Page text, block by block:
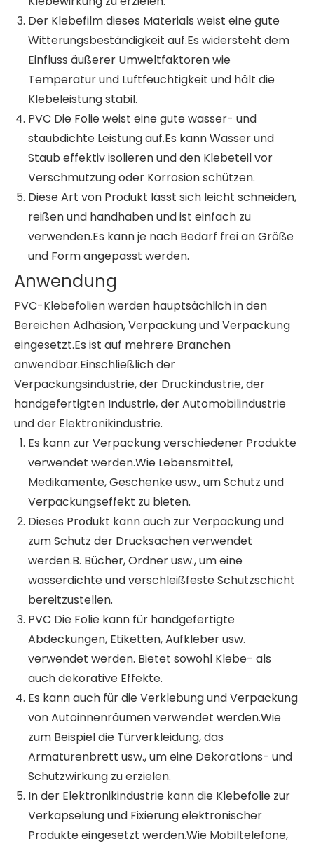
Der Klebefilm dieses Materials weist eine gute
Witterungsbeständigkeit auf.Es widersteht dem
Einfluss äußerer Umweltfaktoren wie
Temperatur und Luftfeuchtigkeit und hält die
Klebeleistung stabil.
PVC Die Folie weist eine gute wasser- und
staubdichte Leistung auf.Es kann Wasser und
Staub effektiv isolieren und den Klebeteil vor
Verschmutzung oder Korrosion schützen.
Diese Art von Produkt lässt sich leicht schneiden,
reißen und handhaben und ist einfach zu
verwenden.Es kann je nach Bedarf frei an Größe
und Form angepasst werden.
Anwendung
PVC-Klebefolien werden hauptsächlich in den
Bereichen Adhäsion, Verpackung und Verpackung
eingesetzt.Es ist auf mehrere Branchen
anwendbar.Einschließlich der
Verpackungsindustrie, der Druckindustrie, der
handgefertigten Industrie, der Automobilindustrie
und der Elektronikindustrie.
Es kann zur Verpackung verschiedener Produkte
verwendet werden.Wie Lebensmittel,
Medikamente, Geschenke usw., um Schutz und
Verpackungseffekt zu bieten.
Dieses Produkt kann auch zur Verpackung und
zum Schutz der Drucksachen verwendet
werden.B. Bücher, Ordner usw., um eine
wasserdichte und verschleißfeste Schutzschicht
bereitzustellen.
PVC Die Folie kann für handgefertigte
Abdeckungen, Etiketten, Aufkleber usw.
verwendet werden. Bietet sowohl Klebe- als
auch dekorative Effekte.
Es kann auch für die Verklebung und Verpackung
von Autoinnenräumen verwendet werden.Wie
zum Beispiel die Türverkleidung, das
Armaturenbrett usw., um eine Dekorations- und
Schutzwirkung zu erzielen.
In der Elektronikindustrie kann die Klebefolie zur
Verkapselung und Fixierung elektronischer
Produkte eingesetzt werden.Wie Mobiltelefone,